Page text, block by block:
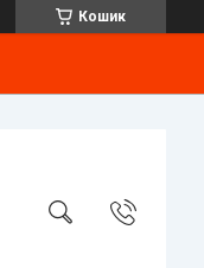
Кошик